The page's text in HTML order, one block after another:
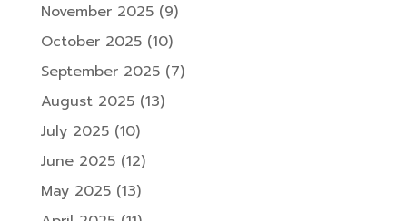
November 2025(9)
October 2025(10)
September 2025(7)
August 2025(13)
July 2025(10)
June 2025(12)
May 2025(13)